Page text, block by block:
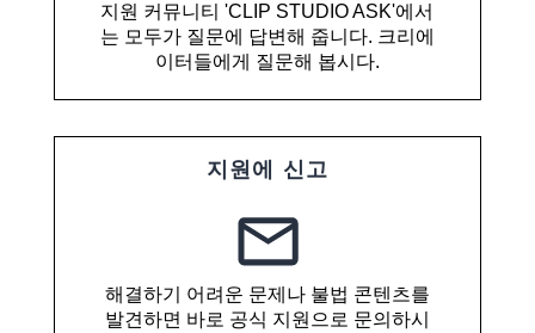
지원 커뮤니티 'CLIP STUDIO ASK'에서
는 모두가 질문에 답변해 줍니다. 크리에
이터들에게 질문해 봅시다.
지원에 신고
해결하기 어려운 문제나 불법 콘텐츠를
발견하면 바로 공식 지원으로 문의하시